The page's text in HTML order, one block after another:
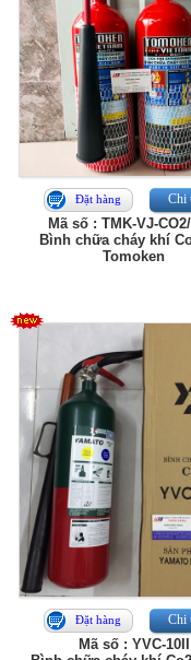
Đặt hàng Chi
Mã số : TMK-VJ-
Bình chữa cháy khí
Tomoken
Đặt hàng Chi
Mã số : YVC-10II